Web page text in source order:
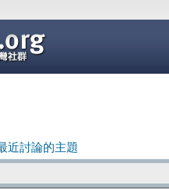
近討論的主題